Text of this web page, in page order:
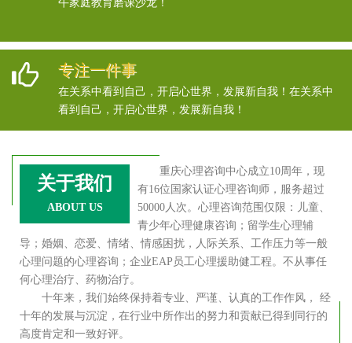
午家庭教育磨课沙龙！
专注一件事
在关系中看到自己，开启心世界，发展新自我！在关系中
看到自己，开启心世界，发展新自我！
关于我们
ABOUT US
重庆心理咨询中心成立10周年，现
有16位国家认证心理咨询师，服务超过
50000人次。心理咨询范围仅限：儿童、
青少年心理健康咨询；留学生心理辅
导；婚姻、恋爱、情绪、情感困扰，人际关系、工作压力等一般
心理问题的心理咨询；企业EAP员工心理援助健工程。不从事任
何心理治疗、药物治疗。
十年来，我们始终保持着专业、严谨、认真的工作作风， 经
十年的发展与沉淀，在行业中所作出的努力和贡献已得到同行的
高度肯定和一致好评。